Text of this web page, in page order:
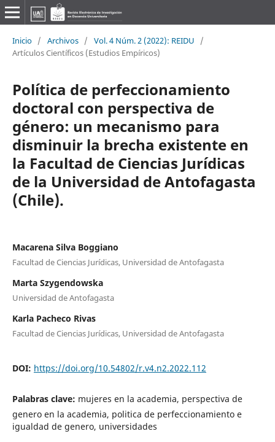
Inicio / Archivos / Vol. 4 Núm. 2 (2022): REIDU
/
Artículos Científicos (Estudios Empíricos)
Política de perfeccionamiento
doctoral con perspectiva de
género: un mecanismo para
disminuir la brecha existente en
la Facultad de Ciencias Jurídicas
de la Universidad de Antofagasta
(Chile).
Macarena Silva Boggiano
Facultad de Ciencias Jurídicas, Universidad de Antofagasta
Marta Szygendowska
Universidad de Antofagasta
Karla Pacheco Rivas
Facultad de Ciencias Jurídicas, Universidad de Antofagasta
DOI: https://doi.org/10.54802/r.v4.n2.2022.112
Palabras clave: mujeres en la academia, perspectiva de
genero en la academia, politica de perfeccionamiento e
igualdad de genero, universidades